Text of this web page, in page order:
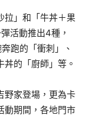
拉」和「牛丼＋果
活動推出4種，
跑的「衝刺」、
的「廚師」等。
野家登場，更為卡
動期間，各地門市